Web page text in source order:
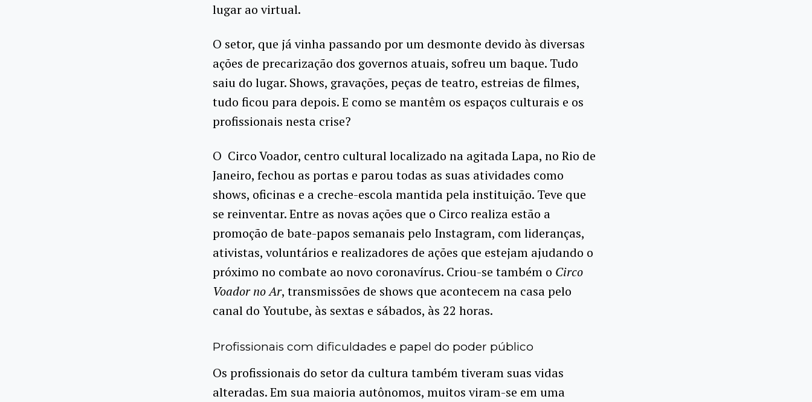
lugar ao virtual.
O setor, que já vinha passando por um desmonte devido às diversas
ações de precarização dos governos atuais, sofreu um baque. Tudo
saiu do lugar. Shows, gravações, peças de teatro, estreias de filmes,
tudo ficou para depois. E como se mantêm os espaços culturais e os
profissionais nesta crise?
O Circo Voador, centro cultural localizado na agitada Lapa, no Rio de
Janeiro, fechou as portas e parou todas as suas atividades como
shows, oficinas e a creche-escola mantida pela instituição. Teve que
se reinventar. Entre as novas ações que o Circo realiza estão a
promoção de bate-papos semanais pelo Instagram, com lideranças,
ativistas, voluntários e realizadores de ações que estejam ajudando o
próximo no combate ao novo coronavírus. Criou-se também o Circo
Voador no Ar, transmissões de shows que acontecem na casa pelo
canal do Youtube, às sextas e sábados, às 22 horas.
Profissionais com dificuldades e papel do poder público
Os profissionais do setor da cultura também tiveram suas vidas
alteradas. Em sua maioria autônomos, muitos viram-se em uma